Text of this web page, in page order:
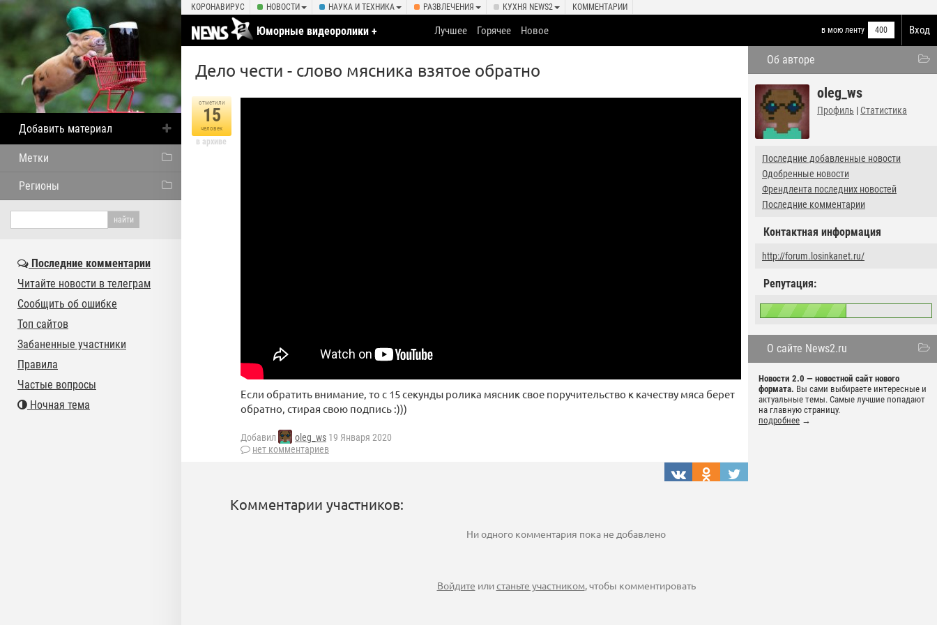
КОРОНАВИРУС НОВОСТИ НАУКА И ТЕХНИКА РАЗВЛЕЧЕНИЯ КУХНЯ NEWS2 КОММЕНТАРИИ
Вход
Юморные видеоролики +
умелые ручки
в мою ленту 400
Лучшее Горячее Новое
Об авторе
oleg_ws
Профиль | Статистика
Последние добавленные новости
Одобренные новости
Френдлента последних новостей
Последние комментарии
Контактная информация
http://forum.losinkanet.ru/
Репутация:
О сайте News2.ru
Новости 2.0 — новостной сайт нового
формата. Вы сами выбираете интересные и
актуальные темы. Самые лучшие попадают
на главную страницу.
подробнее →
Дело чести - слово мясника взятое обратно
отметили
15
человек
в архиве
Если обратить внимание, то с 15 секунды ролика мясник свое поручительство к качеству мяса берет
обратно, стирая свою подпись :)))
Добавил oleg_ws 19 Января 2020
нет комментариев
Комментарии участников:
Ни одного комментария пока не добавлено
Войдите илистаньте участником, чтобы комментировать
Добавить материал
Метки
Регионы
Последние комментарии
Читайте новости в телеграм
Сообщить об ошибке
Топ сайтов
Забаненные участники
Правила
Частые вопросы
Ночная тема